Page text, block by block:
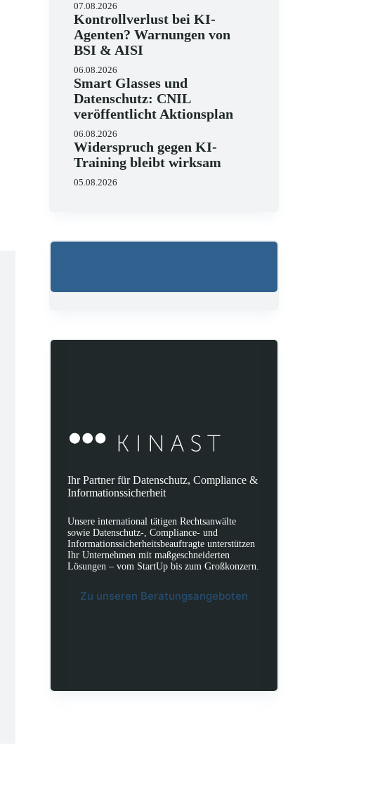
07.08.2026
Kontrollverlust bei KI-
Agenten? Warnungen von
BSI & AISI
06.08.2026
Smart Glasses und
Datenschutz: CNIL
veröffentlicht Aktionsplan
06.08.2026
Widerspruch gegen KI-
Training bleibt wirksam
05.08.2026
Ihr Partner für Datenschutz, Compliance &
Informationssicherheit
Unsere international tätigen Rechtsanwälte
sowie Datenschutz-, Compliance- und
Informationssicherheitsbeauftragte unterstützen
Ihr Unternehmen mit maßgeschneiderten
Lösungen – vom StartUp bis zum Großkonzern.
Zu unseren Beratungsangeboten